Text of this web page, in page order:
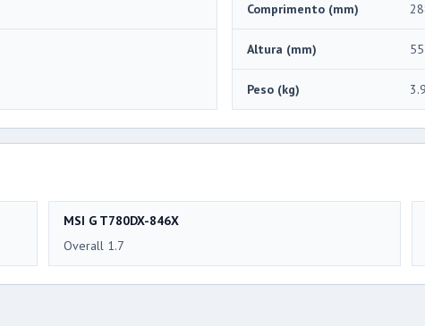
Comprimento (mm)
Altura (mm) 55
Peso (kg) 3.9
MSI G T780DX-846X
Overall 1.7